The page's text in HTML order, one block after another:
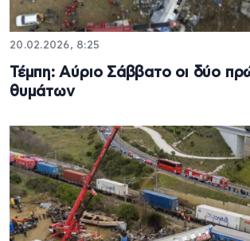
20.02.2026, 8:25
Τέμπη: Aύριο Σάββατο οι δύο
θυμάτων